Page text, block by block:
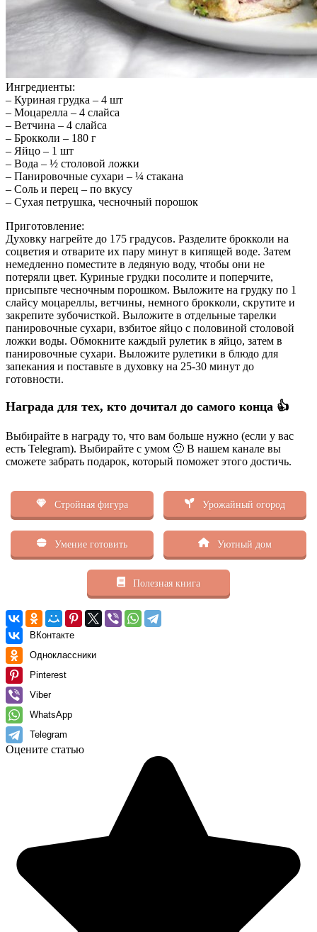
Ингредиенты:
– Куриная грудка – 4 шт
– Моцарелла – 4 слайса
– Ветчина – 4 слайса
– Брокколи – 180 г
– Яйцо – 1 шт
– Вода – ½ столовой ложки
– Панировочные сухари – ¼ стакана
– Соль и перец – по вкусу
– Сухая петрушка, чесночный порошок
Приготовление:
Духовку нагрейте до 175 градусов. Разделите брокколи на
соцветия и отварите их пару минут в кипящей воде. Затем
немедленно поместите в ледяную воду, чтобы они не
потеряли цвет. Куриные грудки посолите и поперчите,
присыпьте чесночным порошком. Выложите на грудку по 1
слайсу моцареллы, ветчины, немного брокколи, скрутите и
закрепите зубочисткой. Выложите в отдельные тарелки
панировочные сухари, взбитое яйцо с половиной столовой
ложки воды. Обмокните каждый рулетик в яйцо, затем в
панировочные сухари. Выложите рулетики в блюдо для
запекания и поставьте в духовку на 25-30 минут до
готовности.
Награда для тех, кто дочитал до самого конца 👍
Выбирайте в награду то, что вам больше нужно (если у вас
есть Telegram). Выбирайте с умом 🙂 В нашем канале вы
сможете забрать подарок, который поможет этого достичь.
Стройная фигура Урожайный огород
Умение готовить Уютный дом
Полезная книга
ВКонтакте
Одноклассники
Pinterest
Viber
WhatsApp
Telegram
Оцените статью